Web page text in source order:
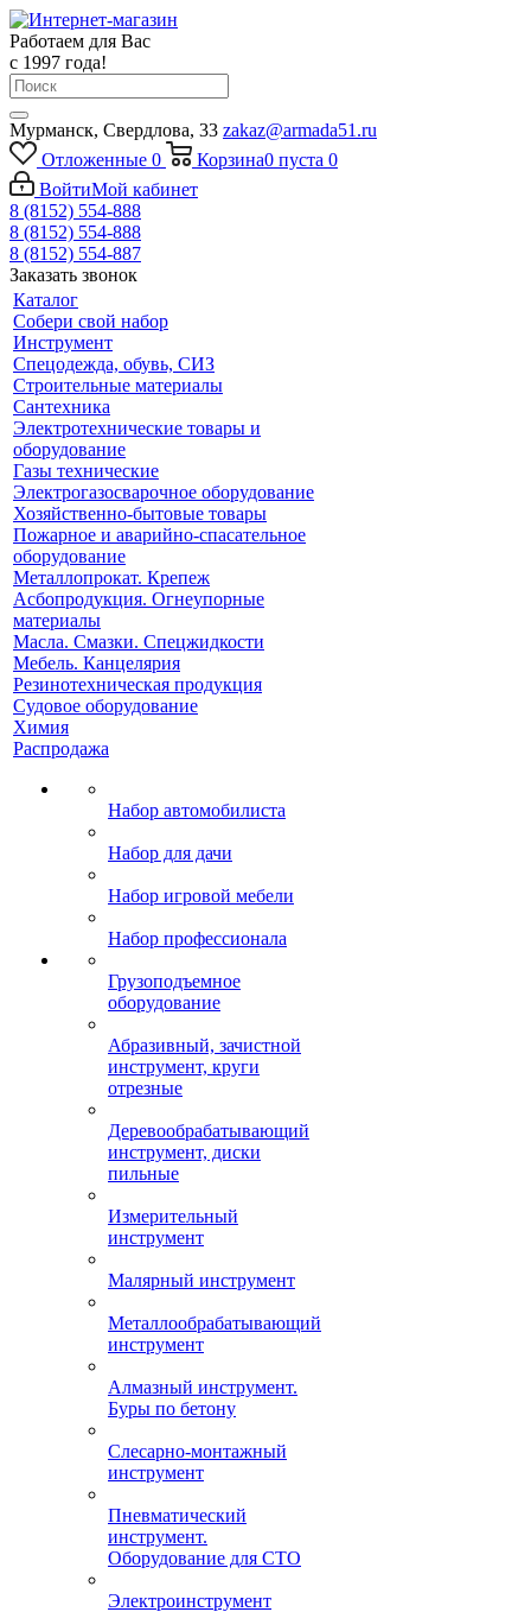
Работаем для Вас
с 1997 года!
Мурманск, Свердлова, 33 zakaz@armada51.ru
Отложенные 0 Корзина0 пуста 0
ВойтиМой кабинет
8 (8152) 554-888
8 (8152) 554-888
8 (8152) 554-887
Заказать звонок
Каталог
Собери свой набор
Инструмент
Спецодежда, обувь, СИЗ
Строительные материалы
Сантехника
Электротехнические товары и
оборудование
Газы технические
Электрогазосварочное оборудование
Хозяйственно-бытовые товары
Пожарное и аварийно-спасательное
оборудование
Металлопрокат. Крепеж
Асбопродукция. Огнеупорные
материалы
Масла. Смазки. Спецжидкости
Мебель. Канцелярия
Резинотехническая продукция
Судовое оборудование
Химия
Распродажа
Набор автомобилиста
Набор для дачи
Набор игровой мебели
Набор профессионала
Грузоподъемное
оборудование
Абразивный, зачистной
инструмент, круги
отрезные
Деревообрабатывающий
инструмент, диски
пильные
Измерительный
инструмент
Малярный инструмент
Металлообрабатывающий
инструмент
Алмазный инструмент.
Буры по бетону
Слесарно-монтажный
инструмент
Пневматический
инструмент.
Оборудование для СТО
Электроинструмент